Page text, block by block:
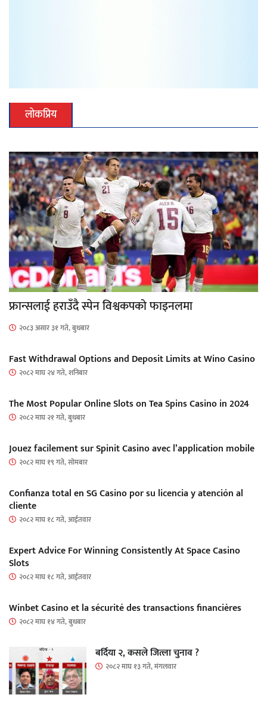
लोकप्रिय
फ्रान्सलाई हराउँदै स्पेन विश्वकपको फाइनलमा
२०८३ असार ३१ गते, बुधबार
Fast Withdrawal Options and Deposit Limits at Wino Casino
२०८२ माघ २४ गते, शनिबार
The Most Popular Online Slots on Tea Spins Casino in 2024
२०८२ माघ २१ गते, बुधबार
Jouez facilement sur Spinit Casino avec l’application mobile
२०८२ माघ १९ गते, सोमबार
Confianza total en SG Casino por su licencia y atención al
cliente
२०८२ माघ १८ गते, आईतवार
Expert Advice For Winning Consistently At Space Casino
Slots
२०८२ माघ १८ गते, आईतवार
Winbet Casino et la sécurité des transactions financières
२०८२ माघ १४ गते, बुधबार
बर्दिया २, कसले जित्ला चुनाव ?
२०८२ माघ १३ गते, मंगलवार